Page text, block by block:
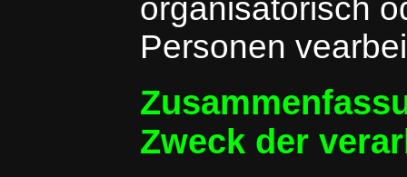
organisatorisch
Personen
Zweck der